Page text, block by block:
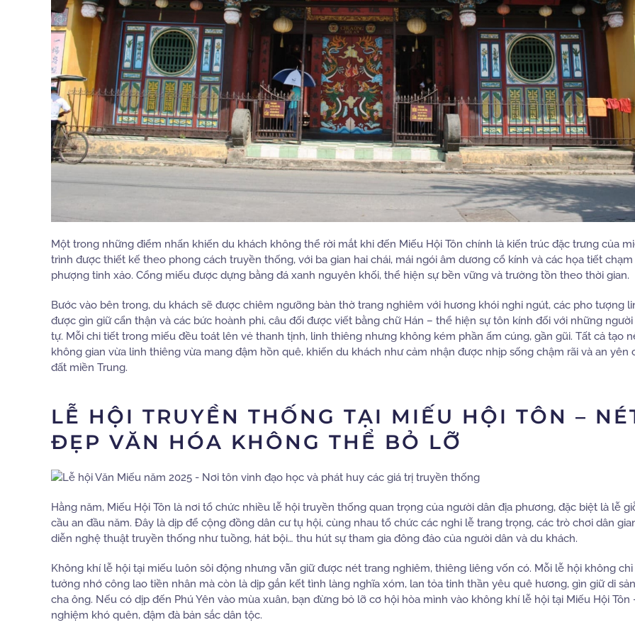
Một trong những điểm nhấn khiến du khách không thể rời mắt khi đến Miếu Hội Tôn chính là kiến trúc đặc trưng của
trình được thiết kế theo phong cách truyền thống, với ba gian hai chái, mái ngói âm dương cổ kính và các họa tiết
phượng tinh xảo. Cổng miếu được dựng bằng đá xanh nguyên khối, thể hiện sự bền vững và trường tồn theo thời gian.
Bước vào bên trong, du khách sẽ được chiêm ngưỡng bàn thờ trang nghiêm với hương khói nghi ngút, các pho tượng
được gìn giữ cẩn thận và các bức hoành phi, câu đối được viết bằng chữ Hán – thể hiện sự tôn kính đối với những
tự. Mỗi chi tiết trong miếu đều toát lên vẻ thanh tịnh, linh thiêng nhưng không kém phần ấm cúng, gần gũi. Tất cả tạo
không gian vừa linh thiêng vừa mang đậm hồn quê, khiến du khách như cảm nhận được nhịp sống chậm rãi và an yên
đất miền Trung.
LỄ HỘI TRUYỀN THỐNG TẠI MIẾU HỘI TÔN –
ĐẸP VĂN HÓA KHÔNG THỂ BỎ LỠ
Hằng năm, Miếu Hội Tôn là nơi tổ chức nhiều lễ hội truyền thống quan trọng của người dân địa phương, đặc biệt là lễ
cầu an đầu năm. Đây là dịp để cộng đồng dân cư tụ hội, cùng nhau tổ chức các nghi lễ trang trọng, các trò chơi dân
diễn nghệ thuật truyền thống như tuồng, hát bội… thu hút sự tham gia đông đảo của người dân và du khách.
Không khí lễ hội tại miếu luôn sôi động nhưng vẫn giữ được nét trang nghiêm, thiêng liêng vốn có. Mỗi lễ hội không
tưởng nhớ công lao tiền nhân mà còn là dịp gắn kết tình làng nghĩa xóm, lan tỏa tinh thần yêu quê hương, gìn giữ di
cha ông. Nếu có dịp đến Phú Yên vào mùa xuân, bạn đừng bỏ lỡ cơ hội hòa mình vào không khí lễ hội tại Miếu Hội Tôn
nghiệm khó quên, đậm đà bản sắc dân tộc.